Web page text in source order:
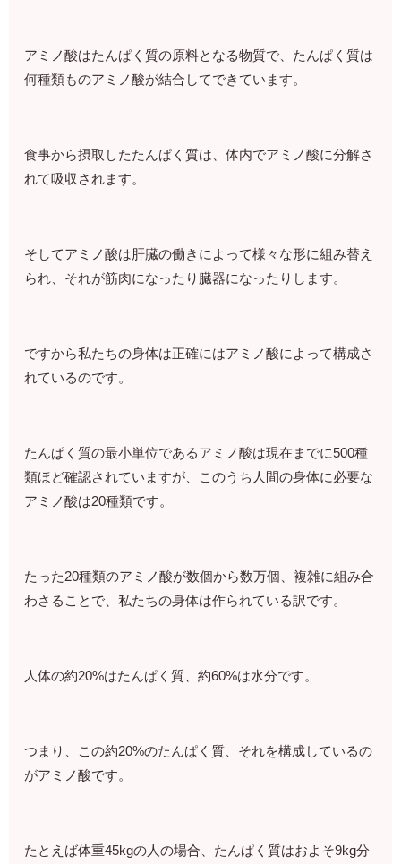
アミノ酸はたんぱく質の原料となる物質で、たんぱく質は
何種類ものアミノ酸が結合してできています。
食事から摂取したたんぱく質は、体内でアミノ酸に分解さ
れて吸収されます。
そしてアミノ酸は肝臓の働きによって様々な形に組み替え
られ、それが筋肉になったり臓器になったりします。
ですから私たちの身体は正確にはアミノ酸によって構成さ
れているのです。
たんぱく質の最小単位であるアミノ酸は現在までに500種
類ほど確認されていますが、このうち人間の身体に必要な
アミノ酸は20種類です。
たった20種類のアミノ酸が数個から数万個、複雑に組み合
わさることで、私たちの身体は作られている訳です。
人体の約20%はたんぱく質、約60%は水分です。
つまり、この約20%のたんぱく質、それを構成しているの
がアミノ酸です。
たとえば体重45kgの人の場合、たんぱく質はおよそ9kg分